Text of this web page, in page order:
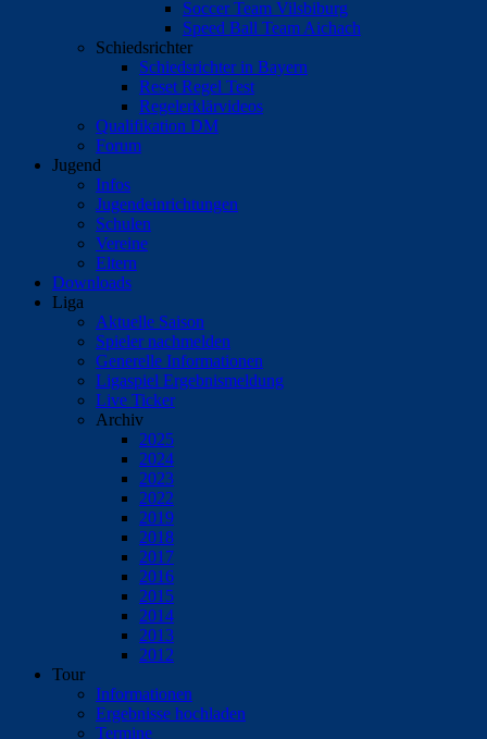
Soccer Team Vilsbiburg
Speed Ball Team Aichach
Schiedsrichter
Schiedsrichter in Bayern
Reset Regel Test
Regelerklärvideos
Qualifikation DM
Forum
Jugend
Infos
Jugendeinrichtungen
Schulen
Vereine
Eltern
Downloads
Liga
Aktuelle Saison
Spieler nachmelden
Generelle Informationen
Ligaspiel Ergebnismeldung
Live Ticker
Archiv
2025
2024
2023
2022
2019
2018
2017
2016
2015
2014
2013
2012
Tour
Informationen
Ergebnisse hochladen
Termine